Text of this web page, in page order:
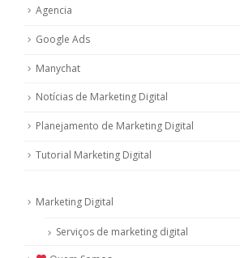
Agencia
Google Ads
Manychat
Notícias de Marketing Digital
Planejamento de Marketing Digital
Tutorial Marketing Digital
Marketing Digital
Serviços de marketing digital